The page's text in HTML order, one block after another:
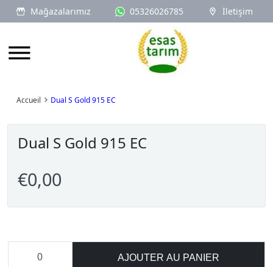
Mağazalarımız 05326026785 İletişim
Logo
Accueil Dual S Gold 915 EC
Dual S Gold 915 EC
€0,00
AJOUTER AU PANIER